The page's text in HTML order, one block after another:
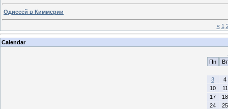
Одиссей в Киммерии
« 1
Calendar
Пн
Вт
3
4
10
11
17
18
24
25